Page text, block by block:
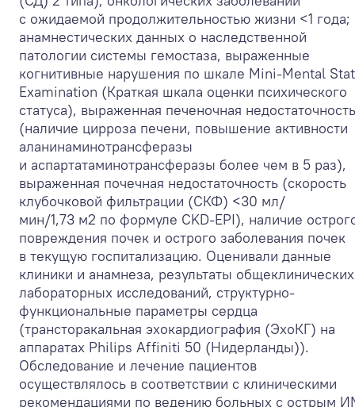
с ожидаемой продолжительностью жизни <1 года;
анамнестических данных о наследственной
патологии системы гемостаза, выраженные
когнитивные нарушения по шкале Mini-Mental
Examination (Краткая шкала оценки психического
статуса), выраженная печеночная недостаточность
(наличие цирроза печени, повышение активности
аланинаминотрансферазы
и аспартатаминотрансферазы более чем в 5 раз),
выраженная почечная недостаточность (скорость
клубочковой фильтрации (СКФ) <30 мл/
мин/1,73 м2 по формуле CKD-EPI), наличие
повреждения почек и острого заболевания почек
в текущую госпитализацию. Оценивали данные
клиники и анамнеза, результаты общеклинических
лабораторных исследований, структурно-
функциональные параметры сердца
(трансторакальная эхокардиография (ЭхоКГ) на
аппаратах Philips Affiniti 50 (Нидерланды)).
Обследование и лечение пациентов
осуществлялось в соответствии с клиническими
рекомендациями по ведению больных с острым